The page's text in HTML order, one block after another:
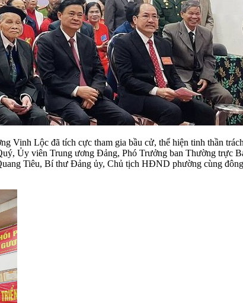
Vinh Lộc đã tích cực tham gia bầu cử, thể hiện tinh thần
Ủy viên Trung ương Đảng, Phó Trưởng ban Thường trực
Tiêu, Bí thư Đảng ủy, Chủ tịch HĐND phường cùng